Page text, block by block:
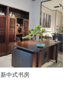
新中式书房